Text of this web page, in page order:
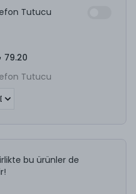
Tutucu
79.20
Tutucu
bu ürünler de